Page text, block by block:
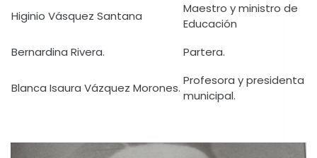
Higinio Vásquez Santana
Maestro y ministro de
Educación
Bernardina Rivera.
Partera.
Blanca Isaura Vázquez Morones.
Profesora y presidenta
municipal.